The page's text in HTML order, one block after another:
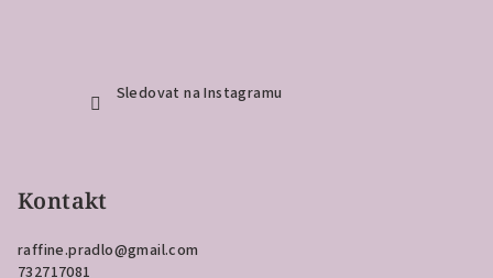
Sledovat na Instagramu
Kontakt
raffine.pradlo@gmail.com
732717081